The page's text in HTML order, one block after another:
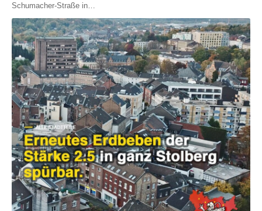
Schumacher-Straße in